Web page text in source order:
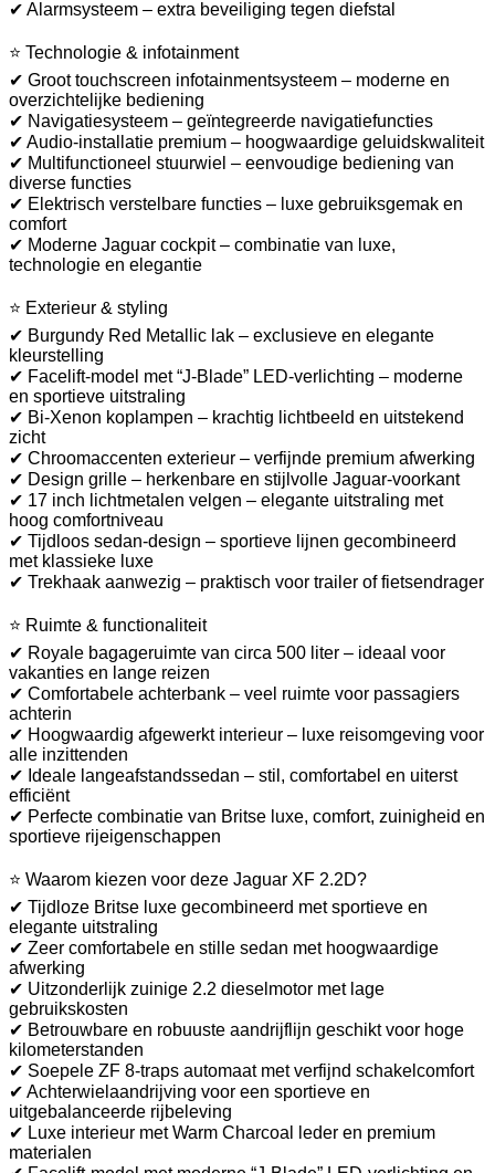
✔ Alarmsysteem – extra beveiliging tegen diefstal
⭐ Technologie & infotainment
✔ Groot touchscreen infotainmentsysteem – moderne en
overzichtelijke bediening
✔ Navigatiesysteem – geïntegreerde navigatiefuncties
✔ Audio-installatie premium – hoogwaardige geluidskwaliteit
✔ Multifunctioneel stuurwiel – eenvoudige bediening van
diverse functies
✔ Elektrisch verstelbare functies – luxe gebruiksgemak en
comfort
✔ Moderne Jaguar cockpit – combinatie van luxe,
technologie en elegantie
⭐ Exterieur & styling
✔ Burgundy Red Metallic lak – exclusieve en elegante
kleurstelling
✔ Facelift-model met “J-Blade” LED-verlichting – moderne
en sportieve uitstraling
✔ Bi-Xenon koplampen – krachtig lichtbeeld en uitstekend
zicht
✔ Chroomaccenten exterieur – verfijnde premium afwerking
✔ Design grille – herkenbare en stijlvolle Jaguar-voorkant
✔ 17 inch lichtmetalen velgen – elegante uitstraling met
hoog comfortniveau
✔ Tijdloos sedan-design – sportieve lijnen gecombineerd
met klassieke luxe
✔ Trekhaak aanwezig – praktisch voor trailer of fietsendrager
⭐ Ruimte & functionaliteit
✔ Royale bagageruimte van circa 500 liter – ideaal voor
vakanties en lange reizen
✔ Comfortabele achterbank – veel ruimte voor passagiers
achterin
✔ Hoogwaardig afgewerkt interieur – luxe reisomgeving voor
alle inzittenden
✔ Ideale langeafstandssedan – stil, comfortabel en uiterst
efficiënt
✔ Perfecte combinatie van Britse luxe, comfort, zuinigheid en
sportieve rijeigenschappen
⭐ Waarom kiezen voor deze Jaguar XF 2.2D?
✔ Tijdloze Britse luxe gecombineerd met sportieve en
elegante uitstraling
✔ Zeer comfortabele en stille sedan met hoogwaardige
afwerking
✔ Uitzonderlijk zuinige 2.2 dieselmotor met lage
gebruikskosten
✔ Betrouwbare en robuuste aandrijflijn geschikt voor hoge
kilometerstanden
✔ Soepele ZF 8-traps automaat met verfijnd schakelcomfort
✔ Achterwielaandrijving voor een sportieve en
uitgebalanceerde rijbeleving
✔ Luxe interieur met Warm Charcoal leder en premium
materialen